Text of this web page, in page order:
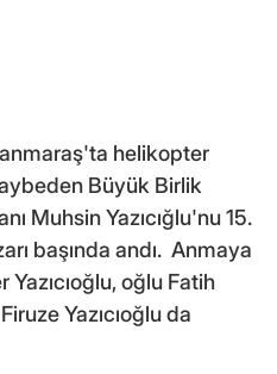
helikopter
Büyük Birlik
Muhsin Yazıcığlu'nu 15.
başında andı. Anmaya
Yazıcıoğlu, oğlu Fatih
Yazıcıoğlu da